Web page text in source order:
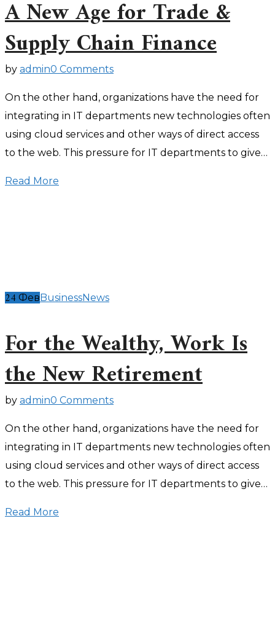
A New Age for Trade &
Supply Chain Finance
by admin0 Comments
On the other hand, organizations have the need for
integrating in IT departments new technologies often
using cloud services and other ways of direct access
to the web. This pressure for IT departments to give…
Read More
24 ФевBusinessNews
For the Wealthy, Work Is
the New Retirement
by admin0 Comments
On the other hand, organizations have the need for
integrating in IT departments new technologies often
using cloud services and other ways of direct access
to the web. This pressure for IT departments to give…
Read More